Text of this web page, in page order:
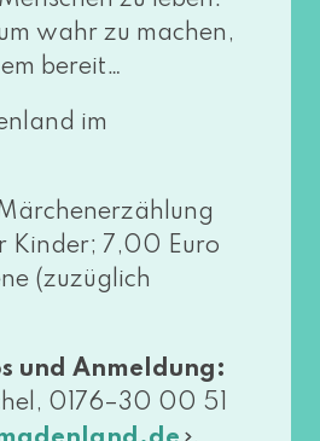
wahr zu machen,
bereit…
im
Kinder; 7,00 Euro
(zuzüg­lich
und Anmeldung:
0176–30 00 51